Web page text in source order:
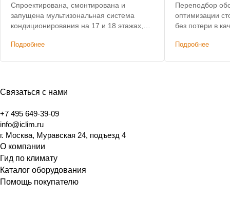
Спроектирована, смонтирована и
запущена мультизональная система
кондиционирования на 17 и 18 этажах,
системы кондиционирования на 19, 20 и
Подробнее
Переподбор
оптимизации
без потери в качестве.
Подробнее
Связаться с нами
+7 495 649-39-09
info@iclim.ru
г. Москва, Муравская 24, подъезд 4
О компании
Гид по климату
Каталог оборудования
Помощь покупателю